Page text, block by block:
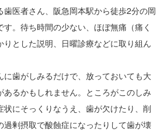
医者さん、阪急岡本駅から徒歩2分の岡
。待ち時間の少ない、ほぼ無痛（痛く
りとした説明、日曜診療などに取り組ん
に歯がしみるだけで、放っておいても大
るかもしれません。ところがこのしみ
状にそっくりなうえ、歯が欠けたり、削
過剰摂取で酸蝕症になったりして歯が壊